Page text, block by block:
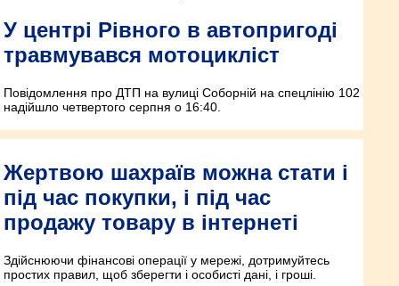
У центрі Рівного в автопригоді
травмувався мотоцикліст
Повідомлення про ДТП на вулиці Соборній на спецлінію 102
надійшло четвертого серпня о 16:40.
Жертвою шахраїв можна стати і
під час покупки, і під час
продажу товару в інтернеті
Здійснюючи фінансові операції у мережі, дотримуйтесь
простих правил, щоб зберегти і особисті дані, і гроші.